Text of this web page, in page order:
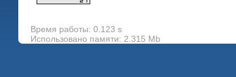
Время работы: 0.123 s
Использовано памяти: 2.315 Mb